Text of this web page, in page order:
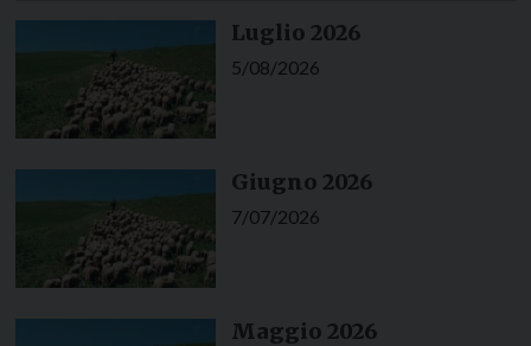
Luglio 2026
5/08/2026
Giugno 2026
7/07/2026
Maggio 2026